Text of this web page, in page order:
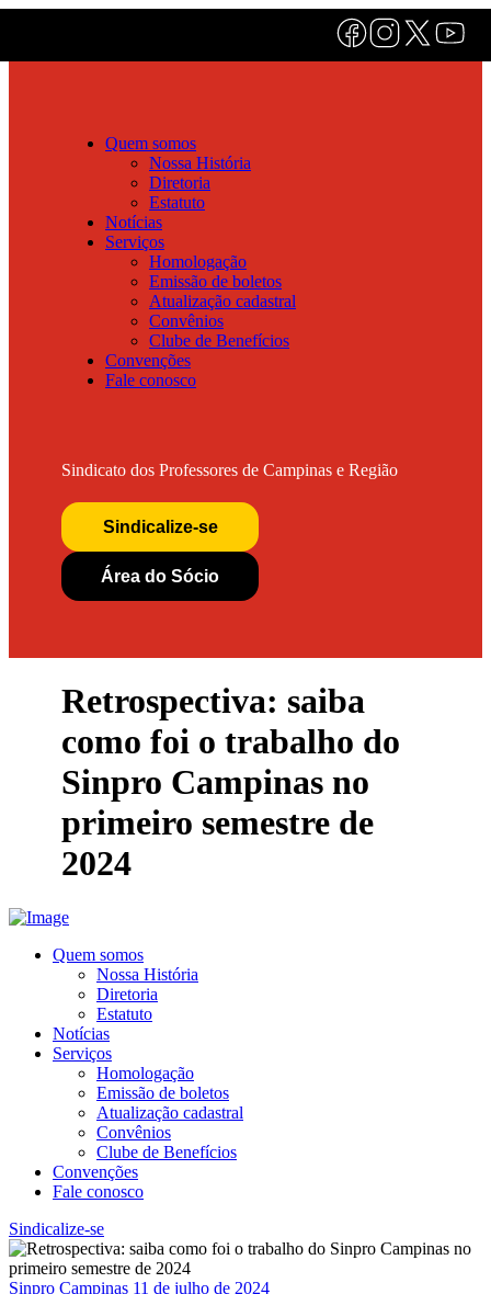
Quem somos
Nossa História
Diretoria
Estatuto
Notícias
Serviços
Homologação
Emissão de boletos
Atualização cadastral
Convênios
Clube de Benefícios
Convenções
Fale conosco
Sindicato dos Professores de Campinas e Região
Sindicalize-se
Área do Sócio
Retrospectiva: saiba
como foi o trabalho do
Sinpro Campinas no
primeiro semestre de
2024
Quem somos
Nossa História
Diretoria
Estatuto
Notícias
Serviços
Homologação
Emissão de boletos
Atualização cadastral
Convênios
Clube de Benefícios
Convenções
Fale conosco
Sindicalize-se
Sinpro Campinas 11 de julho de 2024